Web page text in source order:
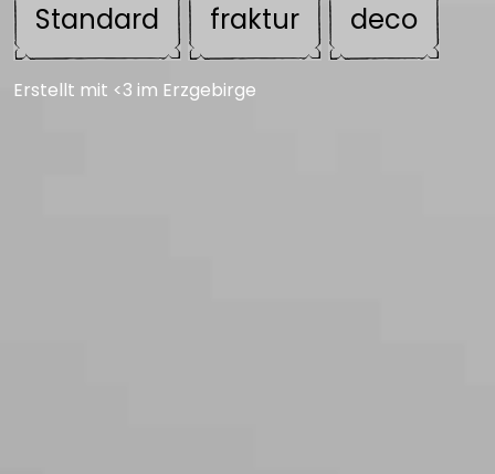
Standard fraktur deco
Erstellt mit <3 im Erzgebirge